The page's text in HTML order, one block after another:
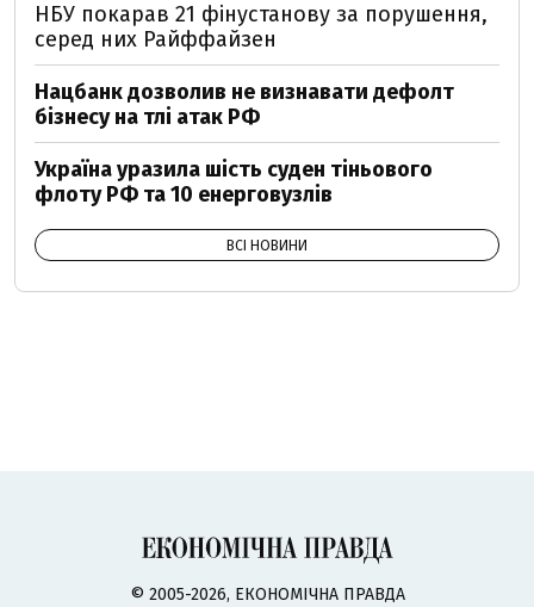
НБУ покарав 21 фінустанову за порушення,
серед них Райффайзен
Нацбанк дозволив не визнавати дефолт
бізнесу на тлі атак РФ
Україна уразила шість суден тіньового
флоту РФ та 10 енерговузлів
ВСІ НОВИНИ
© 2005-2026, ЕКОНОМІЧНА ПРАВДА